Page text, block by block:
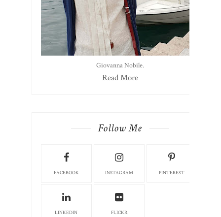
Giovanna Nobile.
Read More
Follow Me
FACEBOOK INSTAGRAM PINTEREST
LINKEDIN FLICKR